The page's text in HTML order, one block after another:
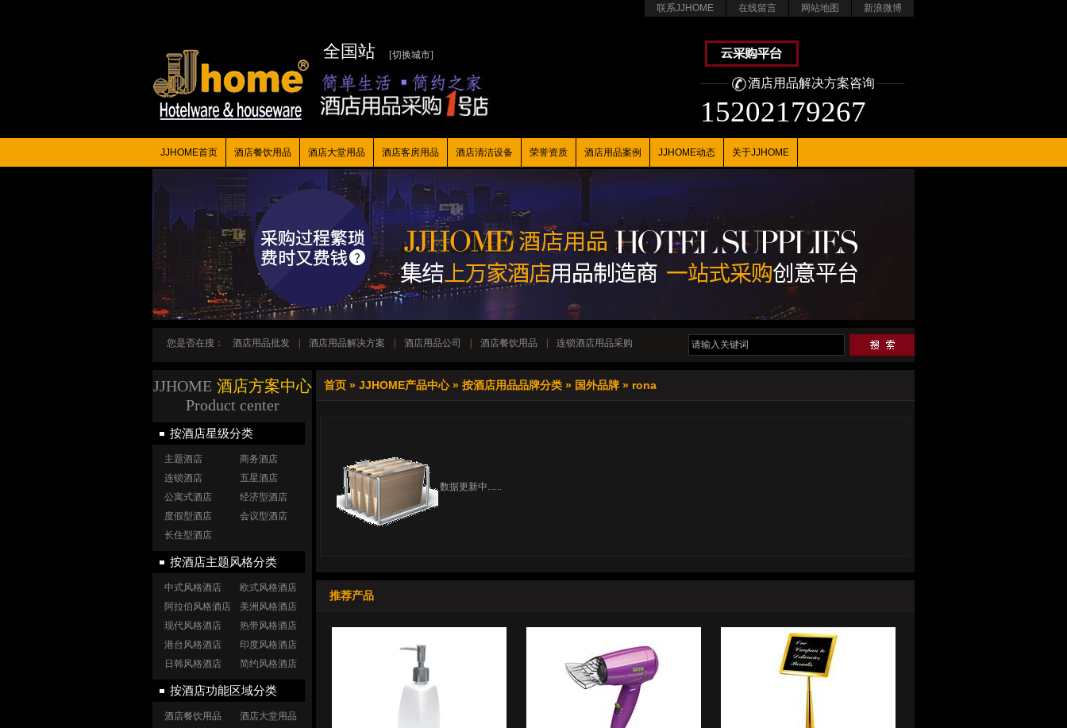
联系JJHOME 在线留言 网站地图 新浪微博
全国站 [切换城市]
酒店用品解决方案咨询
15202179267
JJHOME首页 酒店餐饮用品 酒店大堂用品 酒店客房用品 酒店清洁设备 荣誉资质 酒店用品案例 JJHOME动态 关于JJHOME
您是否在搜： 酒店用品批发 酒店用品解决方案 酒店用品公司 酒店餐饮用品 连锁酒店用品采购
首页 » JJHOME产品中心» 按酒店用品品牌分类 » 国外品牌 » rona
数据更新中......
推荐产品
JJHOME 酒店方案中心
Product center
按酒店星级分类
主题酒店
商务酒店
连锁酒店
五星酒店
公寓式酒店
经济型酒店
度假型酒店
会议型酒店
长住型酒店
按酒店主题风格分类
中式风格酒店
欧式风格酒店
阿拉伯风格酒店
美洲风格酒店
现代风格酒店
热带风格酒店
港台风格酒店
印度风格酒店
日韩风格酒店
简约风格酒店
按酒店功能区域分类
酒店餐饮用品
酒店大堂用品